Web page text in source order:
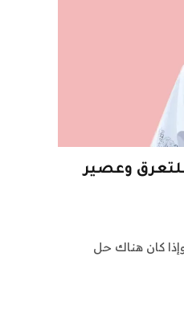
وعصير
وإذا كان هناك حل